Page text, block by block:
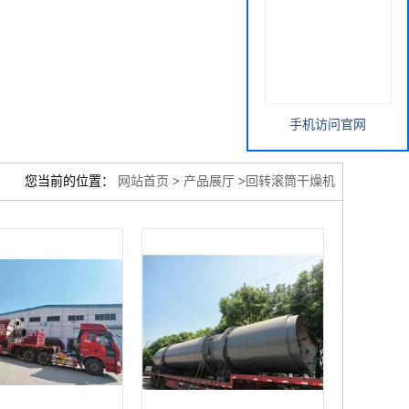
您当前的位置： 网站首页 > 产品展厅 > 回转滚筒干燥机
手机访问官网